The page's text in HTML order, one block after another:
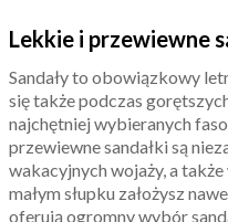
Lekkie i przewiewne
Sandały to obowiązkowy
się także podczas
najchętniej wybieranych
przewiewne sandałki są
wakacyjnych wojaży, a także
małym słupku założysz
oferują ogromny wybór